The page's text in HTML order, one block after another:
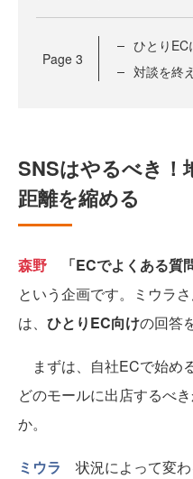
Page 3
ひとりEC
対談を終
SNSはやるべき！
距離を縮める
森野
「ECでよくある質
という企画です。ミウラ
は、 ひとりEC向けの回答
まずは、自社ECで始め
どのモールに出店するべ
か。
ミウラ 状況によって変